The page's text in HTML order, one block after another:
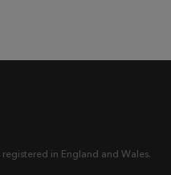
in England and Wales.